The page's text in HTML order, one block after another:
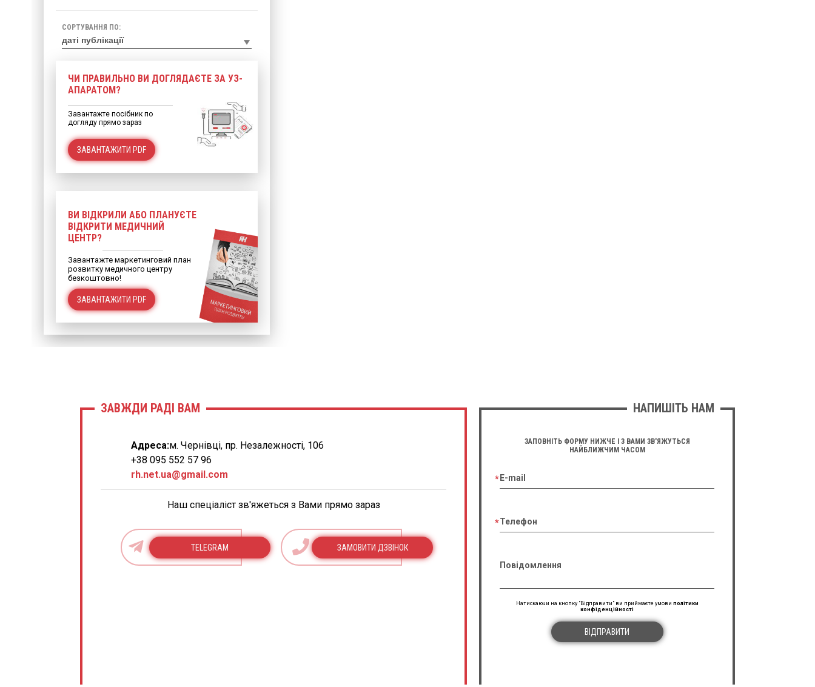
СОРТУВАННЯ ПО:
ЧИ ПРАВИЛЬНО ВИ ДОГЛЯДАЄТЕ ЗА УЗ-
АПАРАТОМ?
Завантажте посібник по
догляду прямо зараз
ЗАВАНТАЖИТИ PDF
ВИ ВІДКРИЛИ АБО ПЛАНУЄТЕ
ВІДКРИТИ МЕДИЧНИЙ
ЦЕНТР?
Завантажте маркетинговий план
розвитку медичного центру
безкоштовно!
ЗАВАНТАЖИТИ PDF
НАПИШІТЬ НАМ
ЗАПОВНІТЬ ФОРМУ НИЖЧЕ І З ВАМИ ЗВ'ЯЖУТЬСЯ
НАЙБЛИЖЧИМ ЧАСОМ
E-mail
Телефон
Повідомлення
Натискаючи на кнопку "Відправити" ви приймаєте умови політики
конфіденційності
ВІДПРАВИТИ
ЗАВЖДИ РАДІ ВАМ
Адреса:м. Чернівці, пр. Незалежності, 106
+38 095 552 57 96
rh.net.ua@gmail.com
Наш спеціаліст зв'яжеться з Вами прямо зараз
TELEGRAM ЗАМОВИТИ ДЗВІНОК